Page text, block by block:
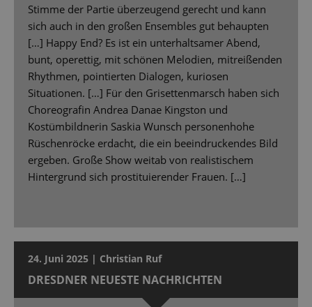
Stimme der Partie überzeugend gerecht und kann
sich auch in den großen Ensembles gut behaupten
[…] Happy End? Es ist ein unterhaltsamer Abend,
bunt, operettig, mit schönen Melodien, mitreißenden
Rhythmen, pointierten Dialogen, kuriosen
Situationen. […] Für den Grisettenmarsch haben sich
Choreografin Andrea Danae Kingston und
Kostümbildnerin Saskia Wunsch personenhohe
Rüschenröcke erdacht, die ein beeindruckendes Bild
ergeben. Große Show weitab von realistischem
Hintergrund sich prostituierender Frauen. […]
24. Juni 2025 | Christian Ruf
DRESDNER NEUESTE NACHRICHTEN